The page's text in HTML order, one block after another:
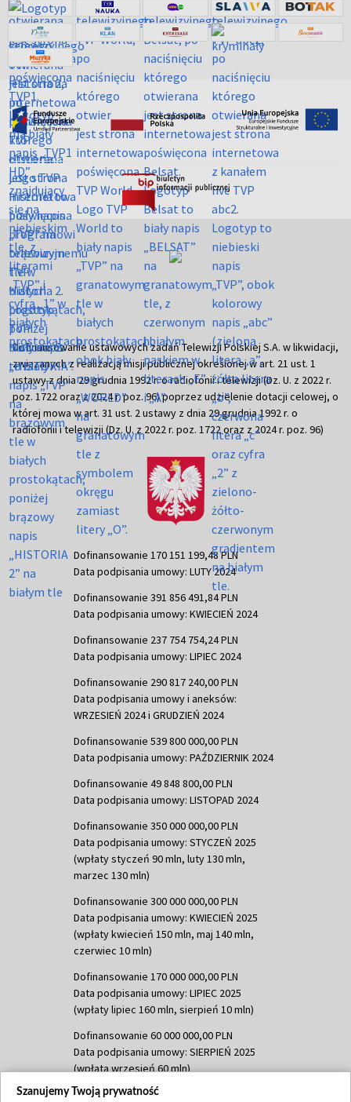
Dofinansowanie ustawowych zadań Telewizji Polskiej S.A. w likwidacji,
związanych z realizacją misji publicznej określonej w art. 21 ust. 1
ustawy z dnia 29 grudnia 1992 r. o radiofonii i telewizji (Dz. U. z 2022 r.
poz. 1722 oraz z 2024 r. poz. 96) poprzez udzielenie dotacji celowej, o
której mowa w art. 31 ust. 2 ustawy z dnia 29 grudnia 1992 r. o
radiofonii i telewizji (Dz. U. z 2022 r. poz. 1722 oraz z 2024 r. poz. 96)
Dofinansowanie 170 151 199,48 PLN
Data podpisania umowy: LUTY 2024
Dofinansowanie 391 856 491,84 PLN
Data podpisania umowy: KWIECIEŃ 2024
Dofinansowanie 237 754 754,24 PLN
Data podpisania umowy: LIPIEC 2024
Dofinansowanie 290 817 240,00 PLN
Data podpisania umowy i aneksów:
WRZESIEŃ 2024 i GRUDZIEŃ 2024
Dofinansowanie 539 800 000,00 PLN
Data podpisania umowy: PAŹDZIERNIK 2024
Dofinansowanie 49 848 800,00 PLN
Data podpisania umowy: LISTOPAD 2024
Dofinansowanie 350 000 000,00 PLN
Data podpisania umowy: STYCZEŃ 2025
(wpłaty styczeń 90 mln, luty 130 mln,
marzec 130 mln)
Dofinansowanie 300 000 000,00 PLN
Data podpisania umowy: KWIECIEŃ 2025
(wpłaty kwiecień 150 mln, maj 140 mln,
czerwiec 10 mln)
Dofinansowanie 170 000 000,00 PLN
Data podpisania umowy: LIPIEC 2025
(wpłaty lipiec 160 mln, sierpień 10 mln)
Dofinansowanie 60 000 000,00 PLN
Data podpisania umowy: SIERPIEŃ 2025
(wpłata wrzesień 60 mln)
Dofinansowanie 635 783 051,21 PLN
Szanujemy Twoją prywatność